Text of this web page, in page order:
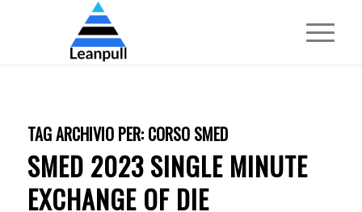
TAG ARCHIVIO PER: CORSO SMED
SMED 2023 SINGLE MINUTE
EXCHANGE OF DIE